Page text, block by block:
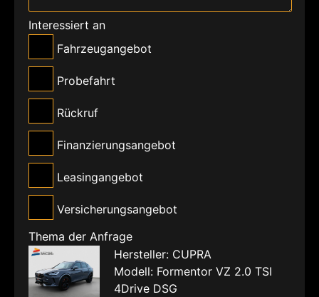
Interessiert an
Fahrzeugangebot
Probefahrt
Rückruf
Finanzierungsangebot
Leasingangebot
Versicherungsangebot
Thema der Anfrage
Hersteller: CUPRA
Modell: Formentor VZ 2.0 TSI
4Drive DSG